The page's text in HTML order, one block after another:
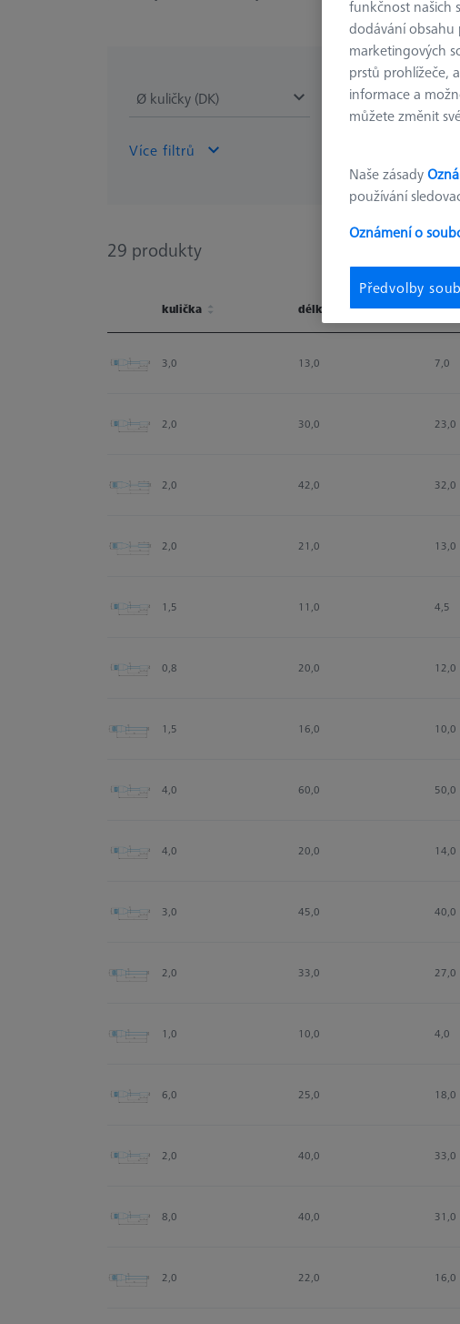
Ø kuličky (DK) Délka (L)
Více filtrů
29 produkty
kulička délka
3,0
13,0 7,0
2,0 30,0 23,0
2,0 42,0 32,0
2,0 21,0 13,0
1,5 11,0 4,5
0,8 20,0 12,0
1,5 16,0 10,0
4,0 60,0 50,0
4,0 20,0 14,0
3,0 45,0 40,0
2,0 33,0 27,0
1,0 10,0 4,0
6,0 25,0 18,0
2,0 40,0 33,0
8,0 40,0 31,0
2,0 22,0 16,0
funkčnost našich
dodávání obsahu
marketingových
prstů prohlížeče,
informace a
můžete změnit
Naše zásady
používání
Oznámení o
Předvolby